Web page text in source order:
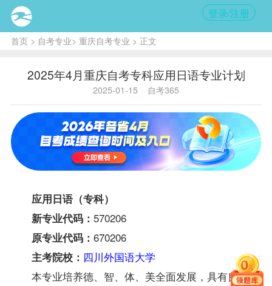
登录/注册
首页> 自考专业> 重庆自考专业 > 正文
2025年4月重庆自考专科应用日语专业计划
2025-01-15 自考365
应用日语（专科）
新专业代码： 570206
原专业代码： 670206
主考院校： 四川外国语大学
本专业培养德、智、体、美全面发展，具有良好职